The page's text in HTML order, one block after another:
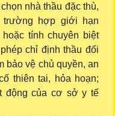
nhà thầu đặc thù,
hợp giới hạn
tính chuyên biệt
chỉ định thầu đối
bảo vệ chủ quyền, an
thiên tai, hỏa hoạn;
động của cơ sở y tế